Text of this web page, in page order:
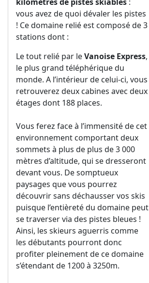
vous avez de quoi dévaler les pistes
! Ce domaine relié est composé de 3
stations dont :
Le tout relié par leVanoise Express,
le plus grand téléphérique du
monde. A l’intérieur de celui-ci, vous
retrouverez deux cabines avec deux
étages dont 188 places.
Vous ferez face à l’immensité de cet
environnement comportant deux
sommets à plus de plus de 3 000
mètres d’altitude, qui se dresseront
devant vous. De somptueux
paysages que vous pourrez
découvrir sans déchausser vos skis
puisque l’entièreté du domaine peut
se traverser via des pistes bleues !
Ainsi, les skieurs aguerris comme
les débutants pourront donc
profiter pleinement de ce domaine
s’étendant de 1200 à 3250m.